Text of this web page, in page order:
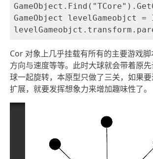
GameObject
Cor 对象上几乎挂载有所有的主要游戏
方向与速度等等。此时大球就会带着原
球一起旋转，本原型只做了三关，如果
扩展，就要发挥想象力来增加趣味性了。